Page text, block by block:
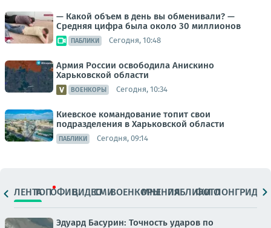
— Какой объем в день вы обменивали? —
Средняя цифра была около 30 миллионов
ПАБЛИКИ Сегодня, 10:48
Армия России освободила Анискино
Харьковской области
ВОЕНКОРЫ Сегодня, 10:34
Киевское командование топит свои
подразделения в Харьковской области
ПАБЛИКИ Сегодня, 09:14
ЛЕНТАТОПОФИЦ.ВИДЕОСМИВОЕНКОРЫМНЕНИЯПАБЛИКИ
ФОТОЛОНГРИДЫ
Эдуард Басурин: Точность ударов по